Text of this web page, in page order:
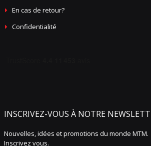
En cas de retour?
Confidentialité
INSCRIVEZ-VOUS À NOTRE
Nouvelles, idées et promotions du monde MTM.
Inscrivez vous.